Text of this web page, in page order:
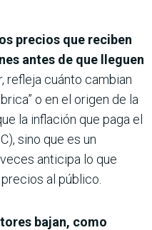
precios que reciben
antes de que lleguen
refleja cuánto cambian
o en el origen de la
la inflación que paga el
sino que es un
anticipa lo que
al público.
bajan, como